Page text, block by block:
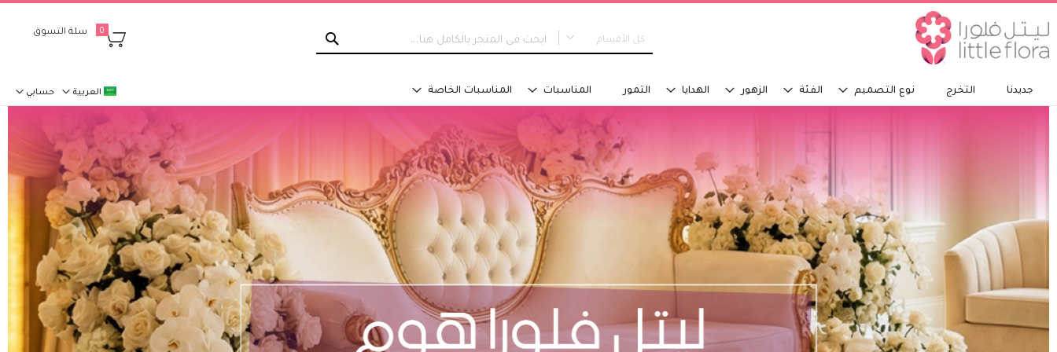
كل الأقسام
جديدنا
نوع التصميم
مسكة عروس
باقات اليد
تنسيق في سلة
تنسيق فازة - مع ماء
تنسيق فازة - على اسفنج
تصاميم خاصة
سلة التسوق 0
جديدنا التخرج نوع التصميم الفئة الزهور الهدايا التمور المناسبات المناسبات الخاصة العربية حسابي